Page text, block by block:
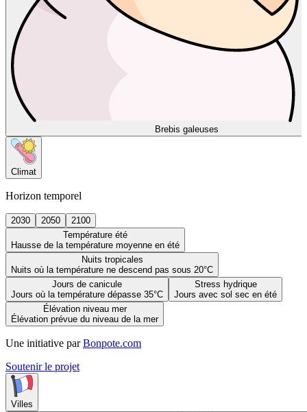
Brebis galeuses
Climat
Horizon temporel
2030 2050
2100
Température été
Hausse de la température moyenne en été
Nuits tropicales
Nuits où la température ne descend pas sous 20°C
Jours de canicule
Jours où la température dépasse 35°C
Stress hydrique
Jours avec sol sec en été
Élévation niveau mer
Élévation prévue du niveau de la mer
Une initiative par Bonpote.com
Soutenir le projet
Villes